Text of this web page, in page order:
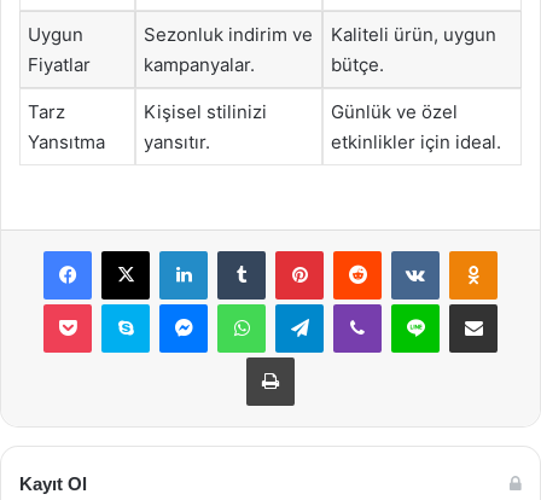
Uygun
Fiyatlar
Sezonluk indirim ve
kampanyalar.
Kaliteli ürün, uygun
bütçe.
Tarz
Yansıtma
Kişisel stilinizi
yansıtır.
Günlük ve özel
etkinlikler için ideal.
Facebook
X LinkedInTumblr PinterestReddit VKontakte
Pocket Skype MessengerWhatsAppTelegramViber Line E-Posta ile
Yazdır
Kayıt Ol